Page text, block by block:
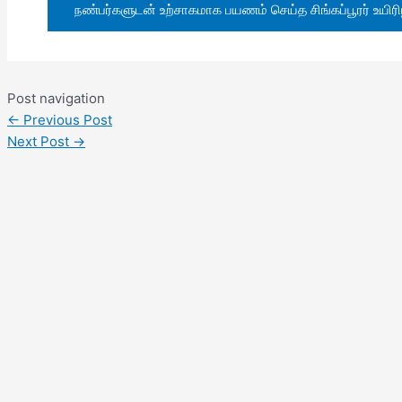
நண்பர்களுடன் உற்சாகமாக பயணம் செய்த சிங்கப்பூரர்
Post navigation
← Previous Post
Next Post →